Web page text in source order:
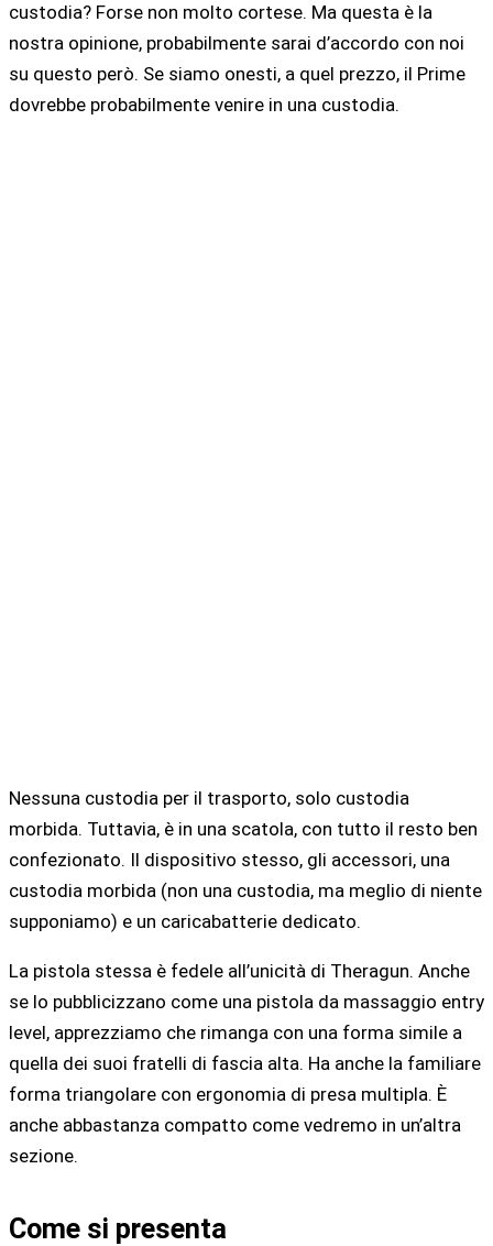
custodia? Forse non molto cortese. Ma questa è la
nostra opinione, probabilmente sarai d’accordo con noi
su questo però. Se siamo onesti, a quel prezzo, il Prime
dovrebbe probabilmente venire in una custodia.
Nessuna custodia per il trasporto, solo custodia
morbida. Tuttavia, è in una scatola, con tutto il resto ben
confezionato. Il dispositivo stesso, gli accessori, una
custodia morbida (non una custodia, ma meglio di niente
supponiamo) e un caricabatterie dedicato.
La pistola stessa è fedele all’unicità di Theragun. Anche
se lo pubblicizzano come una pistola da massaggio entry
level, apprezziamo che rimanga con una forma simile a
quella dei suoi fratelli di fascia alta. Ha anche la familiare
forma triangolare con ergonomia di presa multipla. È
anche abbastanza compatto come vedremo in un’altra
sezione.
Come si presenta